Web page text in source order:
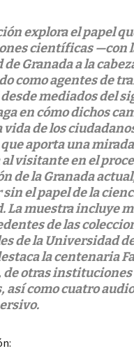
explora el papel
científicas —con
Granada a la
como agentes de
mediados del
en cómo dichos
vida de los
aporta una
visitante en el
de la Granada
el papel de la
La muestra incluye
de las
de la Universidad
la centenaria
otras instituciones
así como cuatro